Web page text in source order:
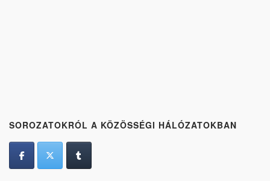
SOROZATOKRÓL A KÖZÖSSÉGI HÁLÓZATOKBAN